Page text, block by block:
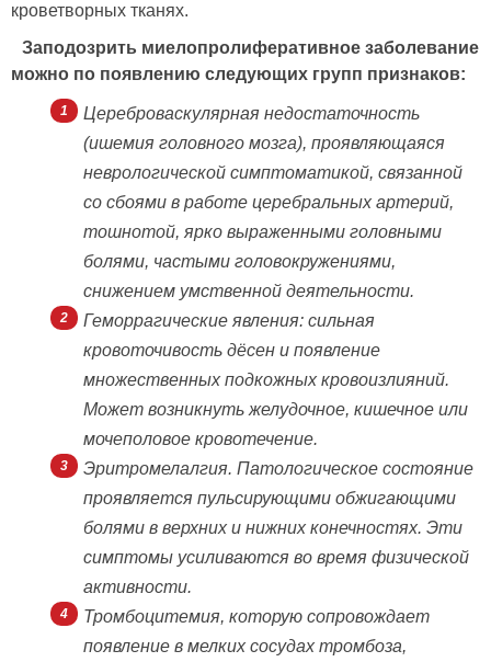
кроветворных тканях.
Заподозрить миелопролиферативное заболевание
можно по появлению следующих групп признаков:
Цереброваскулярная недостаточность
(ишемия головного мозга), проявляющаяся
неврологической симптоматикой, связанной
со сбоями в работе церебральных артерий,
тошнотой, ярко выраженными головными
болями, частыми головокружениями,
снижением умственной деятельности.
Геморрагические явления: сильная
кровоточивость дёсен и появление
множественных подкожных кровоизлияний.
Может возникнуть желудочное, кишечное или
мочеполовое кровотечение.
Эритромелалгия. Патологическое состояние
проявляется пульсирующими обжигающими
болями в верхних и нижних конечностях. Эти
симптомы усиливаются во время физической
активности.
Тромбоцитемия, которую сопровождает
появление в мелких сосудах тромбоза,